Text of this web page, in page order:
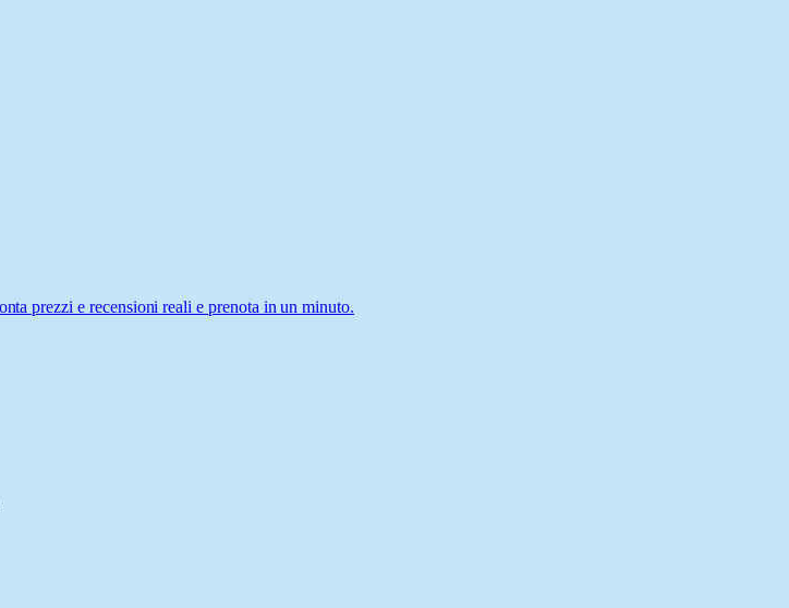
prezzi e recensioni reali e prenota in un minuto.